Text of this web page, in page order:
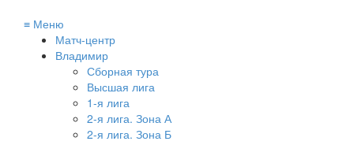
≡ Меню
Матч-центр
Владимир
Сборная тура
Высшая лига
1-я лига
2-я лига. Зона А
2-я лига. Зона Б